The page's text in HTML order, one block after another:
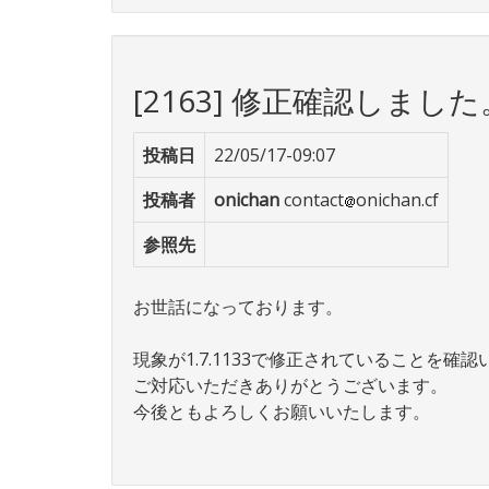
[2163] 修正確認しました。
投稿日
22/05/17-09:07
投稿者
onichancontact onichan.cf
参照先
お世話になっております。
現象が1.7.1133で修正されていることを確認
ご対応いただきありがとうございます。
今後ともよろしくお願いいたします。